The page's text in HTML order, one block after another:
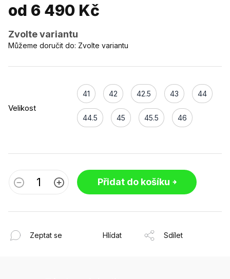
od 6 490 Kč
Zvolte variantu
Velikost
41 42 42.5 43 44
44.5 45 45.5 46
Můžeme doručit do: Zvolte variantu
Přidat do košíku
Zeptat se Hlídat Sdílet